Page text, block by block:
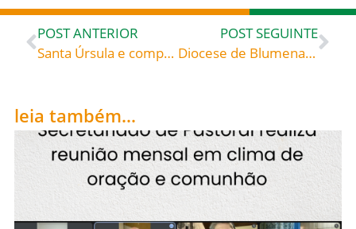
POST ANTERIOR
Santa Úrsula e companheiras (Século IV), celebradas hoje, dia 21 de outubro, rogai por todos nós!
POST SEGUINTE
Diocese de Blumenau realiza sua 21ª Assembleia
leia também...